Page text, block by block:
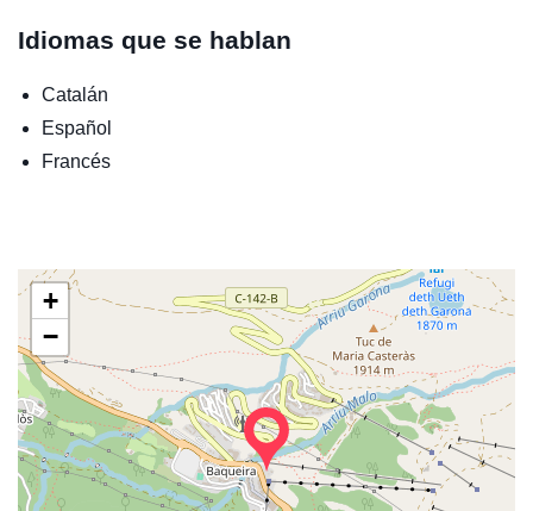
Idiomas que se hablan
Catalán
Español
Francés
+
−